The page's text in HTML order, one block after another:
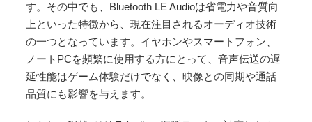
す。その中でも、Bluetooth LE Audioは省電力や音質向
上といった特徴から、現在注目されるオーディオ技術
の一つとなっています。イヤホンやスマートフォン、
ノートPCを頻繁に使用する方にとって、音声伝送の遅
延性能はゲーム体験だけでなく、映像との同期や通話
品質にも影響を与えます。